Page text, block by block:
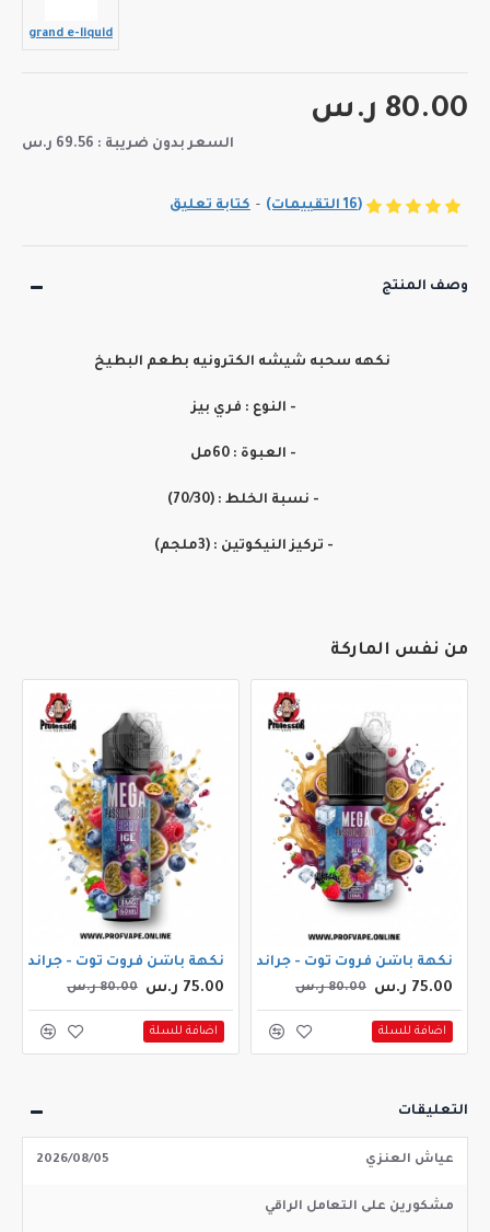
(16 التقييمات) - كتابة تعليق
80.00 ر.س
السعر بدون ضريبة : 69.56 ر.س
grand e-liquid
وصف المنتج
نكهه سحبه شيشه الكترونيه بطعم البطيخ
- النوع : فري بيز
- العبوة : 60مل
- نسبة الخلط : (70/30)
- تركيز النيكوتين : (3ملجم)
من نفس الماركة
ايس 30مل
ليكود ميجا باشن فروت بيري 30مل
نكهة باشن فروت توت - جراند اي ليكود ميجا باشن فروت بيري ايس 30مل
75.00 ر.س 80.00 ر.س
اضافة للسلة
نكهة باشن فروت توت - جراند اي
75.00 ر.س 80.00 ر.س
اضافة للسلة
التعليقات
عياش العنزي 2026/08/05
مشكورين على التعامل الراقي